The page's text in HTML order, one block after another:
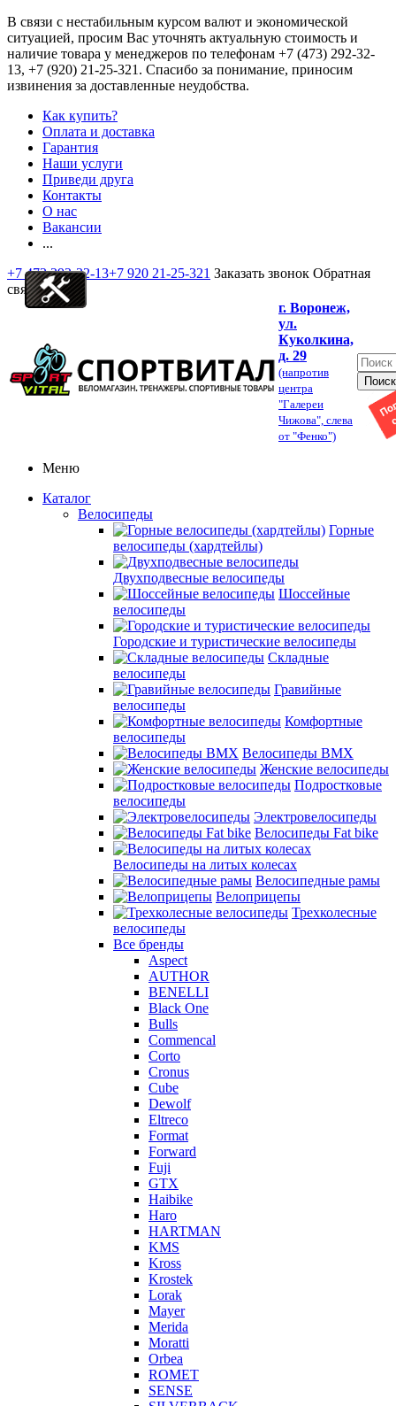
В связи с нестабильным курсом валют и экономической
ситуацией, просим Вас уточнять актуальную стоимость и
наличие товара у менеджеров по телефонам +7 (473) 292-32-
13, +7 (920) 21-25-321 . Спасибо за понимание, приносим
извинения за доставленные неудобства.
Как купить?
Оплата и доставка
Гарантия
Наши услуги
Приведи друга
Контакты
О нас
Вакансии
...
+7 473 292-32-13+7 920 21-25-321 Заказать звонок Обратная
связь
г. Воронеж,
ул.
Куколкина,
д. 29
(напротив
центра
"Галереи
Чижова", слева
от "Фенко")
Меню
Каталог
Велосипеды
Горные
велосипеды (хардтейлы)
Двухподвесные велосипеды
Шоссейные
велосипеды
Городские и туристические велосипеды
Складные
велосипеды
Гравийные
велосипеды
Комфортные
велосипеды
Велосипеды BMX
Женские велосипеды
Подростковые
велосипеды
Электровелосипеды
Велосипеды Fat bike
Велосипеды на литых колесах
Велосипедные рамы
Велоприцепы
Трехколесные
велосипеды
Все бренды
Aspect
AUTHOR
BENELLI
Black One
Bulls
Commencal
Corto
Cronus
Cube
Dewolf
Eltreco
Format
Forward
Fuji
GTX
Haibike
Haro
HARTMAN
KMS
Kross
Krostek
Lorak
Mayer
Merida
Moratti
Orbea
ROMET
SENSE